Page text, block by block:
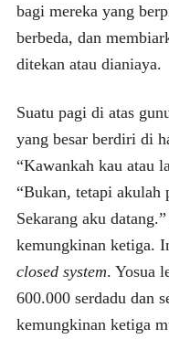
bagi mereka yang
berbeda, dan
ditekan atau dianiaya.
Suatu pagi di atas
yang besar berdiri di
“Kawankah kau atau
“Bukan, tetapi akulah
Sekarang aku
kemungkinan ketiga.
closed system. Yosua
600.000 serdadu dan
kemungkinan ketiga